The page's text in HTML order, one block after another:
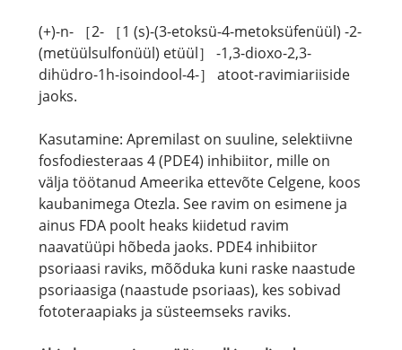
(+)-n- ［2- ［1 (s)-(3-etoksü-4-metoksüfenüül) -2-
(metüülsulfonüül) etüül］ -1,3-dioxo-2,3-
dihüdro-1h-isoindool-4-］ atoot-ravimiariiside
jaoks.
Kasutamine: Apremilast on suuline, selektiivne
fosfodiesteraas 4 (PDE4) inhibiitor, mille on
välja töötanud Ameerika ettevõte Celgene, koos
kaubanimega Otezla. See ravim on esimene ja
ainus FDA poolt heaks kiidetud ravim
naavatüüpi hõbeda jaoks. PDE4 inhibiitor
psoriaasi raviks, mõõduka kuni raske naastude
psoriaasiga (naastude psoriaas), kes sobivad
fototeraapiaks ja süsteemseks raviks.